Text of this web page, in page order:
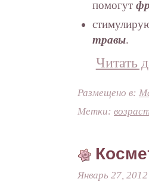
помогут
травы.
Читать
Размещено в:
Метки:
Январь 27, 2012